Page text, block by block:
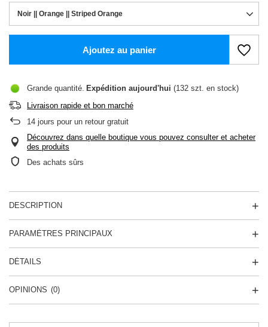
Noir || Orange || Striped Orange
Ajoutez au panier
Grande quantité Expédition aujourd'hui (132 szt. en stock)
Livraison rapide et bon marché
14 jours pour un retour gratuit
Découvrez dans quelle boutique vous pouvez consulter et acheter
des produits
Des achats sûrs
DESCRIPTION
PARAMÈTRES PRINCIPAUX
DÉTAILS
OPINIONS (0)